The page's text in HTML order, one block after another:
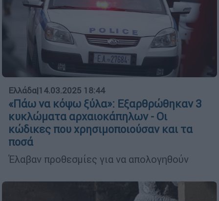
Ελλάδα|14.03.2025 18:44
«Πάω να κόψω ξύλα»: Εξαρθρώθηκαν 3
κυκλώματα αρχαιοκάπηλων - Οι
κώδικες που χρησιμοποιούσαν και τα
ποσά
Έλαβαν προθεσμίες για να απολογηθούν